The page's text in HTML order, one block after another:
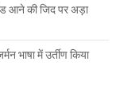
आने की जिद पर अड़ा
भाषा में उर्तीण किया